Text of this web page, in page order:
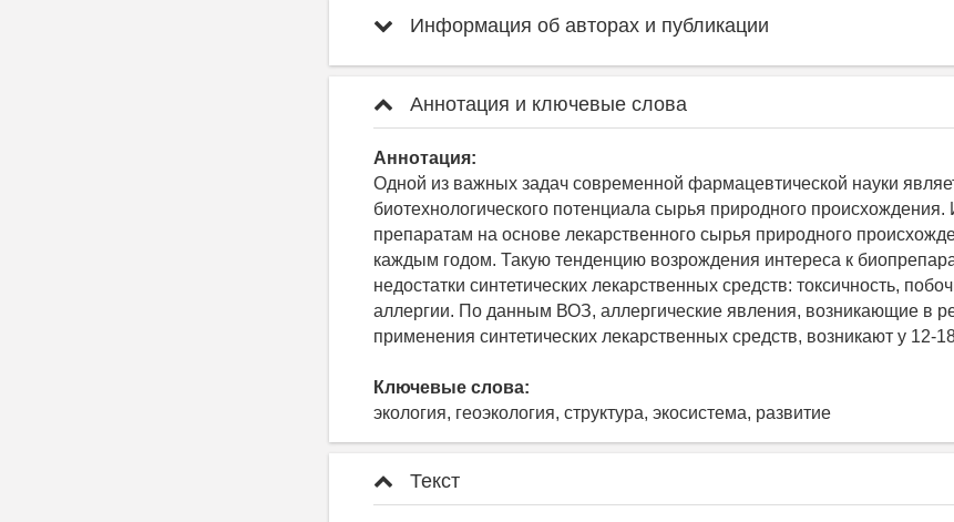
Информация об авторах и публикации
Аннотация и ключевые слова
Аннотация:
Одной из важных задач современной фармацевтической науки
биотехнологического потенциала сырья природного происхождения.
препаратам на основе лекарственного сырья природного
каждым годом. Такую тенденцию возрождения интереса к
недостатки синтетических лекарственных средств: токсичность,
аллергии. По данным ВОЗ, аллергические явления, возникающие в
применения синтетических лекарственных средств, возникают у 12-
Ключевые слова:
экология, геоэкология, структура, экосистема, развитие
Текст